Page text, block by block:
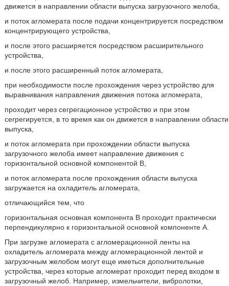
движется в направлении области выпуска загрузочного желоба,
и поток агломерата после подачи концентрируется посредством
концентрирующего устройства,
и после этого расширяется посредством расширительного
устройства,
и после этого расширенный поток агломерата,
при необходимости после прохождения через устройство для
выравнивания направления движения потока агломерата,
проходит через сегрегационное устройство и при этом
сегрегируется, в то время как он движется в направлении области
выпуска,
и поток агломерата при прохождении области выпуска
загрузочного желоба имеет направление движения с
горизонтальной основной компонентой B,
и поток агломерата после прохождения области выпуска
загружается на охладитель агломерата,
отличающийся тем, что
горизонтальная основная компонента B проходит практически
перпендикулярно к горизонтальной основной компоненте A.
При загрузке агломерата с агломерационной ленты на
охладитель агломерата между агломерационной лентой и
загрузочным желобом могут еще иметься дополнительные
устройства, через которые агломерат проходит перед входом в
загрузочный желоб. Например, измельчители, вибролотки,